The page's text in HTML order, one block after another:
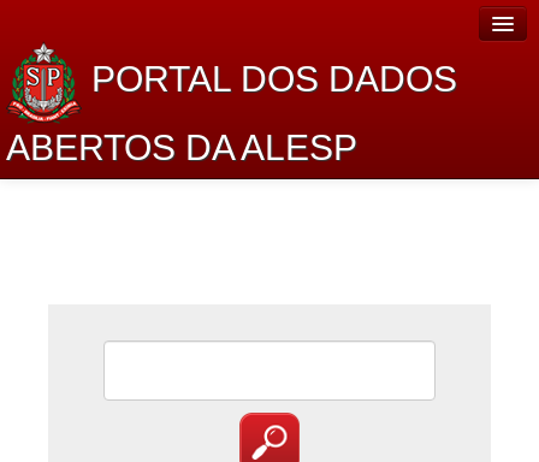
PORTAL DOS DADOS
ABERTOS DA ALESP
Lei de Acesso à Informação